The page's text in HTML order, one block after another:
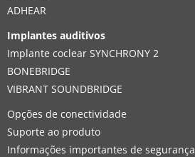
ADHEAR
Implantes auditivos
Implante coclear SYNCHRONY 2
BONEBRIDGE
VIBRANT SOUNDBRIDGE
Opções de conectividade
Suporte ao produto
Informações importantes de segurança